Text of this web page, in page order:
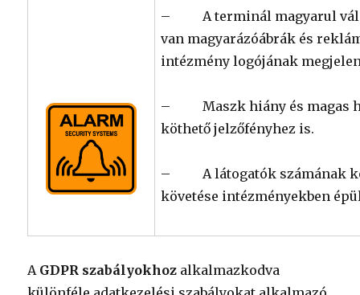
– A terminál magyarul
van magyarázóábrák és
intézmény logójának
– Maszk hiány és magas
köthető jelzőfényhez is.
– A látogatók számának
követése intézményekben
A GDPR szabályokhoz alkalmazkodva